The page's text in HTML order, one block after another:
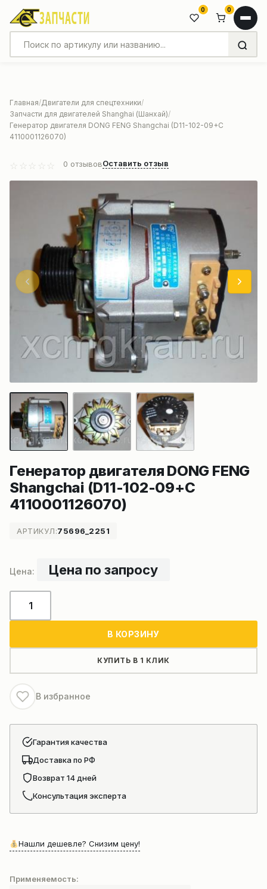
0 0
Главная Двигатели для спецтехники
Запчасти для двигателей Shanghai (Шанхай)
Генератор двигателя DONG FENG Shangchai (D11-102-09+C
4110001126070)
0 отзывовОставить отзыв
Генератор двигателя DONG FENG
Shangchai (D11-102-09+C
4110001126070)
АРТИКУЛ:75696_2251
Цена по запросу
товара
FENG
Shangchai
(D11-
4110001126070)
В КОРЗИНУ
КУПИТЬ В 1 КЛИК
В избранное
Гарантия качества
Доставка по РФ
Возврат 14 дней
Консультация эксперта
Нашли дешевле? Снизим цену!
Применяемость: